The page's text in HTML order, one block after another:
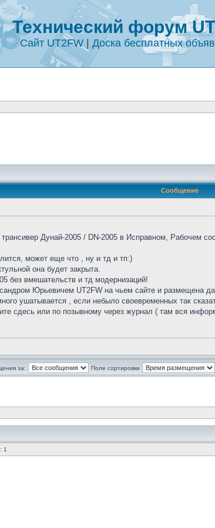
Технический форум
Сайт UT2FW| Доска бесплатных
Сообщение
трансивер Дунай-2005 / DN-2005 в Исправном, Рабочем
может еще что , ну и тд и тп:)
она будет закрыта.
без вмешательств и тд модернизаций!
Юрьевичем UT2FW на чьем сайте и размещена
ушатывается , если небыло своевременных так
сдесь или по позывному через журнал ( там вся
за: Поле сортировки
1